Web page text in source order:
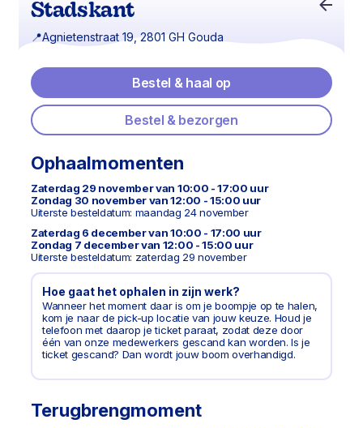
Stadskant
📍Agnietenstraat 19, 2801 GH Gouda
Bestel & haal op
Bestel & bezorgen
Ophaalmomenten
Zaterdag 29 november van 10:00 - 17:00 uur
Zondag 30 november van 12:00 - 15:00 uur
Uiterste besteldatum: maandag 24 november
Zaterdag 6 december van 10:00 - 17:00 uur
Zondag 7 december van 12:00 - 15:00 uur
Uiterste besteldatum: zaterdag 29 november
Hoe gaat het ophalen in zijn werk?
Wanneer het moment daar is om je boompje op te halen,
kom je naar de pick-up locatie van jouw keuze. Houd je
telefoon met daarop je ticket paraat, zodat deze door
één van onze medewerkers gescand kan worden. Is je
ticket gescand? Dan wordt jouw boom overhandigd.
Terugbrengmoment